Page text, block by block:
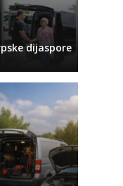
dijaspore